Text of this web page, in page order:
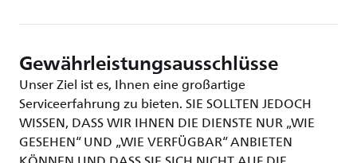
Gewährleistungsausschlüsse
Unser Ziel ist es, Ihnen eine großartige
Serviceerfahrung zu bieten. SIE SOLLTEN JEDOCH
WISSEN, DASS WIR IHNEN DIE DIENSTE NUR „WIE
GESEHEN“ UND „WIE VERFÜGBAR“ ANBIETEN